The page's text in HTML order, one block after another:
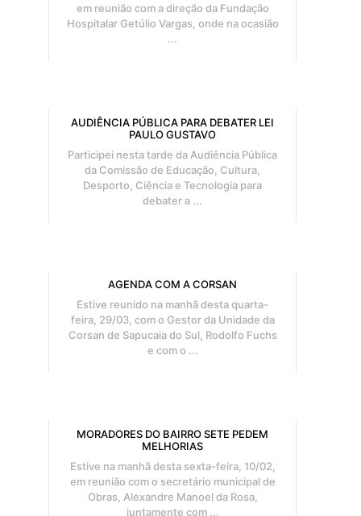
em reunião com a direção da Fundação
Hospitalar Getúlio Vargas, onde na ocasião
...
AUDIÊNCIA PÚBLICA PARA DEBATER LEI
PAULO GUSTAVO
Participei nesta tarde da Audiência Pública
da Comissão de Educação, Cultura,
Desporto, Ciência e Tecnologia para
debater a ...
AGENDA COM A CORSAN
Estive reunido na manhã desta quarta-
feira, 29/03, com o Gestor da Unidade da
Corsan de Sapucaia do Sul, Rodolfo Fuchs
e com o ...
MORADORES DO BAIRRO SETE PEDEM
MELHORIAS
Estive na manhã desta sexta-feira, 10/02,
em reunião com o secretário municipal de
Obras, Alexandre Manoel da Rosa,
juntamente com ...